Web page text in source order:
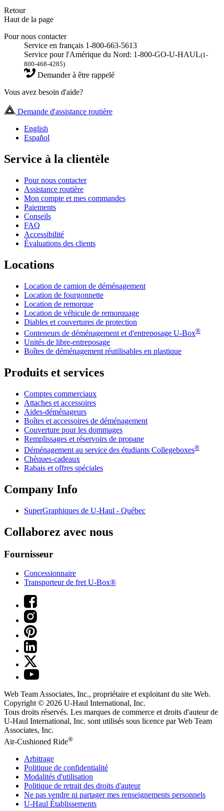
Retour
Haut de la page
Pour nous contacter
Service en français 1-800-663-5613
Service pour l'Amérique du Nord: 1-800-GO-U-HAUL(1-
800-468-4285)
Demander à être rappelé
Vous avez besoin d'aide?
Demande d'assistance routière
English
Español
Service à la clientèle
Pour nous contacter
Assistance routière
Mon compte et mes commandes
Paiements
Conseils
FAQ
Accessibilité
Évaluations des clients
Locations
Location de camion de déménagement
Location de fourgonnette
Location de remorque
Location de véhicule de remorquage
Diables et couvertures de protection
Conteneurs de déménagement et d'entreposage U-Box®
Unités de libre-entreposage
Boîtes de déménagement réutilisables en plastique
Produits et services
Comptes commerciaux
Attaches et accessoires
Aides-déménageurs
Boîtes et accessoires de déménagement
Couverture pour les dommages
Remplissages et réservoirs de propane
Déménagement au service des étudiants Collegeboxes®
Chèques-cadeaux
Rabais et offres spéciales
Company Info
SuperGraphiques de U-Haul - Québec
Collaborez avec nous
Fournisseur
Concessionnaire
Transporteur de fret U-Box®
Web Team Associates, Inc., propriétaire et exploitant du site Web.
Copyright © 2026 U-Haul International, Inc.
Tous droits réservés. Les marques de commerce et droits d'auteur de
U-Haul International, Inc. sont utilisés sous licence par Web Team
Associates, Inc.
Air-Cushioned Ride®
Arbitrage
Politique de confidentialité
Modalités d'utilisation
Politique de retrait des droits d'auteur
Ne pas vendre ni partager mes renseignements personnels
U-Haul Établissements